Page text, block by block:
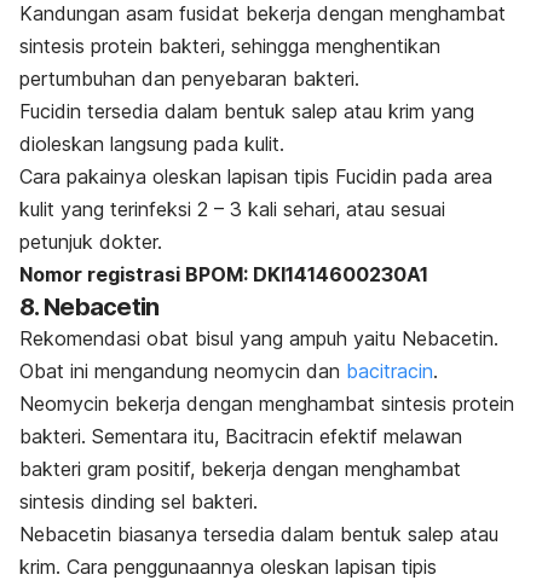
Kandungan asam fusidat bekerja dengan menghambat
sintesis protein bakteri, sehingga menghentikan
pertumbuhan dan penyebaran bakteri.
Fucidin tersedia dalam bentuk salep atau krim yang
dioleskan langsung pada kulit.
Cara pakainya oleskan lapisan tipis Fucidin pada area
kulit yang terinfeksi 2 – 3 kali sehari, atau sesuai
petunjuk dokter.
Nomor registrasi BPOM: DKI1414600230A1
8. Nebacetin
Rekomendasi obat bisul yang ampuh yaitu Nebacetin.
Obat ini mengandung neomycin dan bacitracin.
Neomycin bekerja dengan menghambat sintesis protein
bakteri. Sementara itu, Bacitracin efektif melawan
bakteri gram positif, bekerja dengan menghambat
sintesis dinding sel bakteri.
Nebacetin biasanya tersedia dalam bentuk salep atau
krim. Cara penggunaannya oleskan lapisan tipis